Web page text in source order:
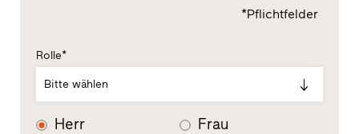
*Pflichtfelder
Rolle*
Bitte wählen
Herr Frau